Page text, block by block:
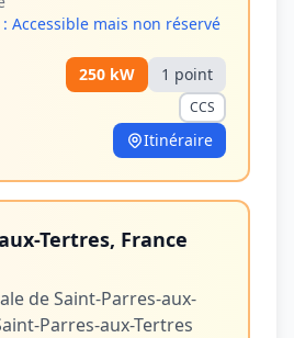
Accessible mais non réservé
250 kW 1 point
CCS
Itinéraire
Tertres, France
de Saint-Parres-aux-
Parres-aux-Tertres